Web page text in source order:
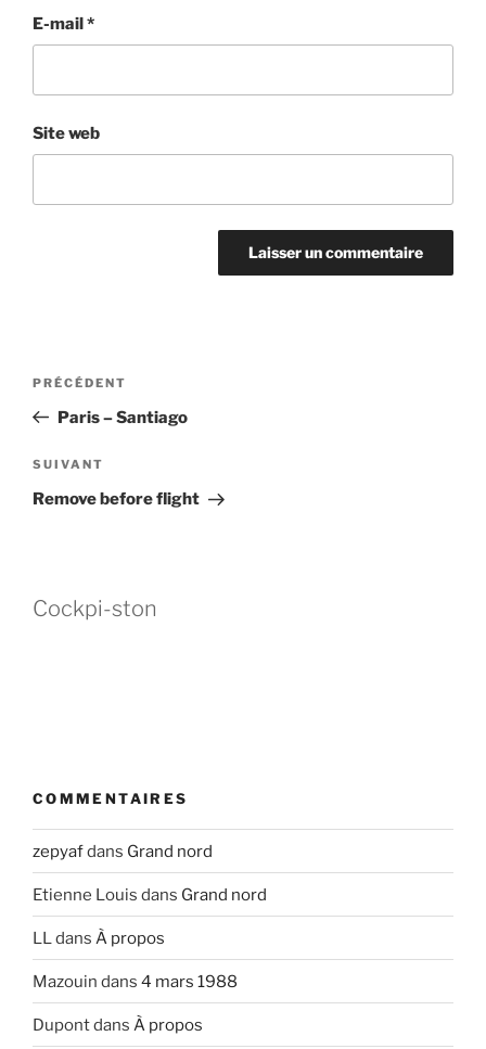
E-mail*
Site web
Navigation
l’article
Article
précédent
PRÉCÉDENT
Paris – Santiago
Article
suivant
SUIVANT
Remove before flight
Cockpi-ston
COMMENTAIRES
zepyafdans Grand nord
Etienne Louis dans Grand nord
LLdans À propos
Mazouin dans 4 mars 1988
Dupontdans À propos